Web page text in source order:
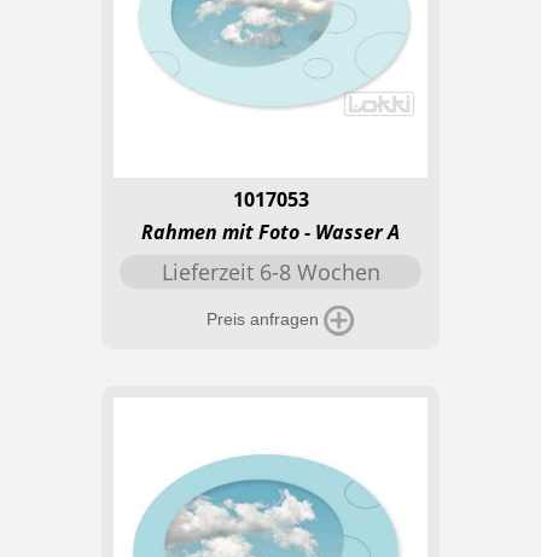
1017053
Rahmen mit Foto - Wasser A
Lieferzeit 6-8 Wochen
Preis anfragen